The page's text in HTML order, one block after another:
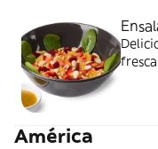
América